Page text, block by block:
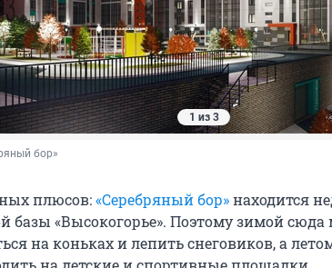
1 из 3
бор»
плюсов:«Серебряный бор»находится
базы «Высокогорье». Поэтому зимой сюда
на коньках и лепить снеговиков, а